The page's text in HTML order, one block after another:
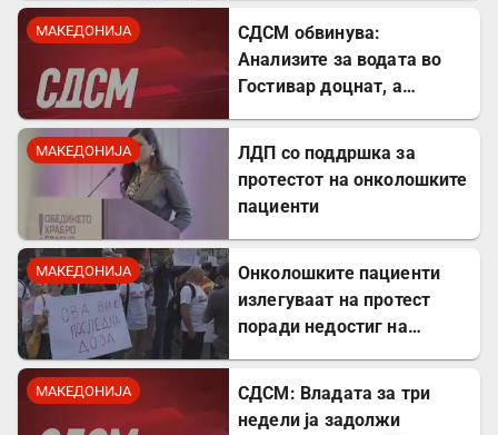
МАКЕДОНИЈА
СДСМ обвинува:
Анализите за водата во
Гостивар доцнат, а
МАКЕДОНИЈА
ЛДП со поддршка за
протестот на онколошките
пациенти
МАКЕДОНИЈА
Онколошките пациенти
излегуваат на протест
поради недостиг на
МАКЕДОНИЈА
СДСМ: Владата за три
недели ја задолжи